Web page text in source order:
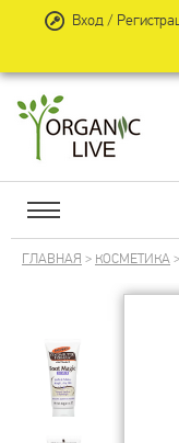
ГЛАВНАЯ > КОСМЕТИКА>
Вход /